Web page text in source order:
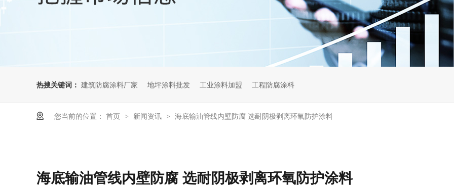
热搜关键词： 建筑防腐涂料厂家 地坪涂料批发 工业涂料加盟 工程防腐涂料
您当前的位置： 首页 > 新闻资讯 > 海底输油管线内壁防腐 选耐阴极剥离环氧防护涂料
海底输油管线内壁防腐 选耐阴极剥离环氧防护涂料